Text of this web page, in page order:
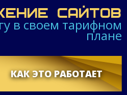
САЙТОВ
в своем тарифном
плане
КАК ЭТО РАБОТАЕТ